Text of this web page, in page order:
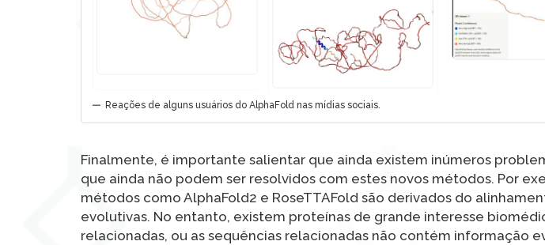
Reações de alguns usuários do AlphaFold nas mídias sociais.
Finalmente, é importante salientar que ainda existem inúmeros
que ainda não podem ser resolvidos com estes novos métodos. Por
métodos como AlphaFold2 e RoseTTAFold são derivados do
evolutivas. No entanto, existem proteínas de grande interesse
relacionadas, ou as sequências relacionadas não contém informação